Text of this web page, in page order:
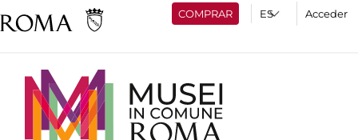
COMPRAR Acceder